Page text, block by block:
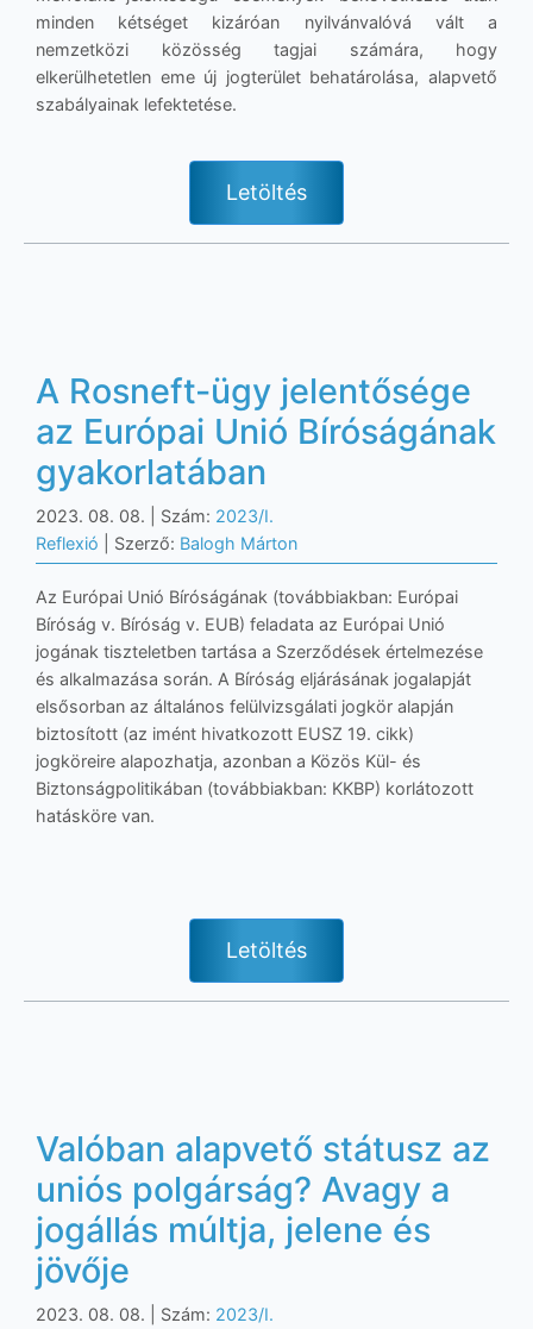
minden kétséget kizáróan nyilvánvalóvá vált a
nemzetközi közösség tagjai számára, hogy
elkerülhetetlen eme új jogterület behatárolása, alapvető
szabályainak lefektetése.
Letöltés
A Rosneft-ügy jelentősége
az Európai Unió Bíróságának
gyakorlatában
2023. 08. 08. | Szám: 2023/I.
Reflexió | Szerző: Balogh Márton
Az Európai Unió Bíróságának (továbbiakban: Európai
Bíróság v. Bíróság v. EUB) feladata az Európai Unió
jogának tiszteletben tartása a Szerződések értelmezése
és alkalmazása során. A Bíróság eljárásának jogalapját
elsősorban az általános felülvizsgálati jogkör alapján
biztosított (az imént hivatkozott EUSZ 19. cikk)
jogköreire alapozhatja, azonban a Közös Kül- és
Biztonságpolitikában (továbbiakban: KKBP) korlátozott
hatásköre van.
Letöltés
Valóban alapvető státusz az
uniós polgárság? Avagy a
jogállás múltja, jelene és
jövője
2023. 08. 08. | Szám: 2023/I.